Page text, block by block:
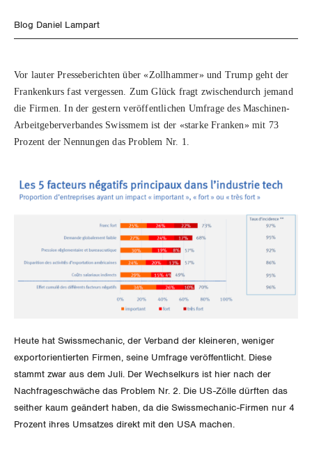
Verteilung
Ergänzungsleistungen
Invalidenversicherung
Gesundheit
GLEICHSTELLUNG
Gleichstellung von Frauen und Männern
Gleichstellung von LGBTI
MIGRATION
GEWERKSCHAFTSPOLITIK
Landesstreik
BROSCHÜREN/BÜCHER
Bestellformular
Feministische Kommission
Jugendkommission
Migrationskommission
KANTONALE BÜNDE
Bern
Freiburg
Graubünden
Luzern
Neuenburg
Nidwalden
ANGESCHLOSSENE VERBÄNDE
OFFENE STELLEN
AGENDA
Artikel
Dossier
Vernehmlassungen
Der Europa-Blog
Kontakt
Blog Daniel Lampart
Vor lauter Presseberichten über «Zollhammer» und Trump geht der
Frankenkurs fast vergessen. Zum Glück fragt zwischendurch jemand
die Firmen. In der gestern veröffentlichen Umfrage des Maschinen-
Arbeitgeberverbandes Swissmem ist der «starke Franken» mit 73
Prozent der Nennungen das Problem Nr. 1.
Heute hat Swissmechanic, der Verband der kleineren, weniger
exportorientierten Firmen, seine Umfrage veröffentlicht. Diese
stammt zwar aus dem Juli. Der Wechselkurs ist hier nach der
Nachfrageschwäche das Problem Nr. 2. Die US-Zölle dürften das
seither kaum geändert haben, da die Swissmechanic-Firmen nur 4
Prozent ihres Umsatzes direkt mit den USA machen.